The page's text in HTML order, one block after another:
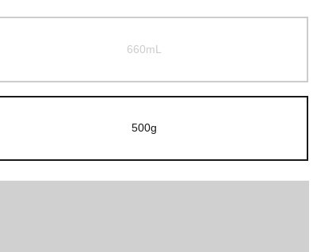
660mL
500g